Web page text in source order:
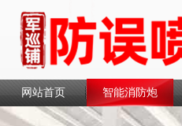
网站首页 智能消防炮
联系我们